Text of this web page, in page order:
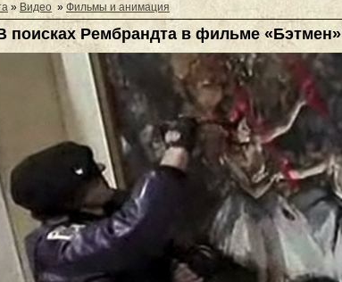
» Видео » Фильмы и анимация
поисках Рембрандта в фильме «Бэтмен»